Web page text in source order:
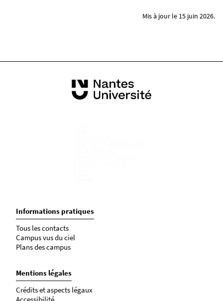
Mis à jour le 15 juin 2026.
Informations pratiques
Tous les contacts
Campus vus du ciel
Plans des campus
Mentions légales
Crédits et aspects légaux